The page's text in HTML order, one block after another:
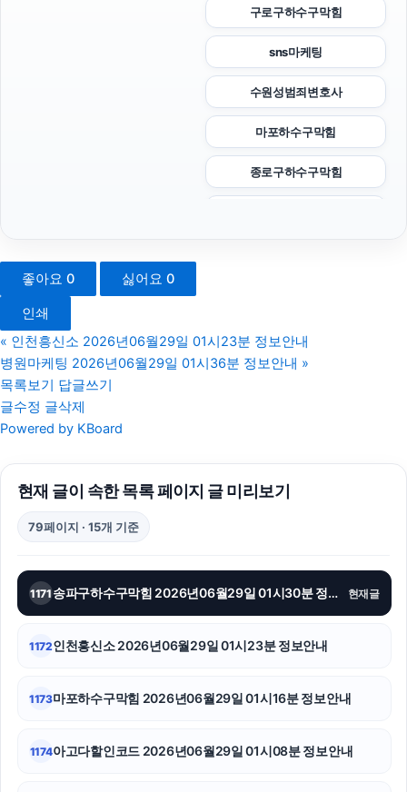
구로구하수구막힘
sns마케팅
수원성범죄변호사
마포하수구막힘
종로구하수구막힘
부산휴대폰성지
말기암요양병원
신용카드현금화
강아지파양
서초이혼변호사
좋아요 0 싫어요 0
인쇄
« 인천흥신소 2026년06월29일 01시23분 정보안내
병원마케팅 2026년06월29일 01시36분 정보안내 »
목록보기 답글쓰기
글수정 글삭제
Powered by KBoard
현재 글이 속한 목록 페이지 글 미리보기
79페이지 · 15개 기준
1171 송파구하수구막힘 2026년06월29일 01시30분 정보안내 현재글
1172인천흥신소 2026년06월29일 01시23분 정보안내
1173마포하수구막힘 2026년06월29일 01시16분 정보안내
1174아고다할인코드 2026년06월29일 01시08분 정보안내